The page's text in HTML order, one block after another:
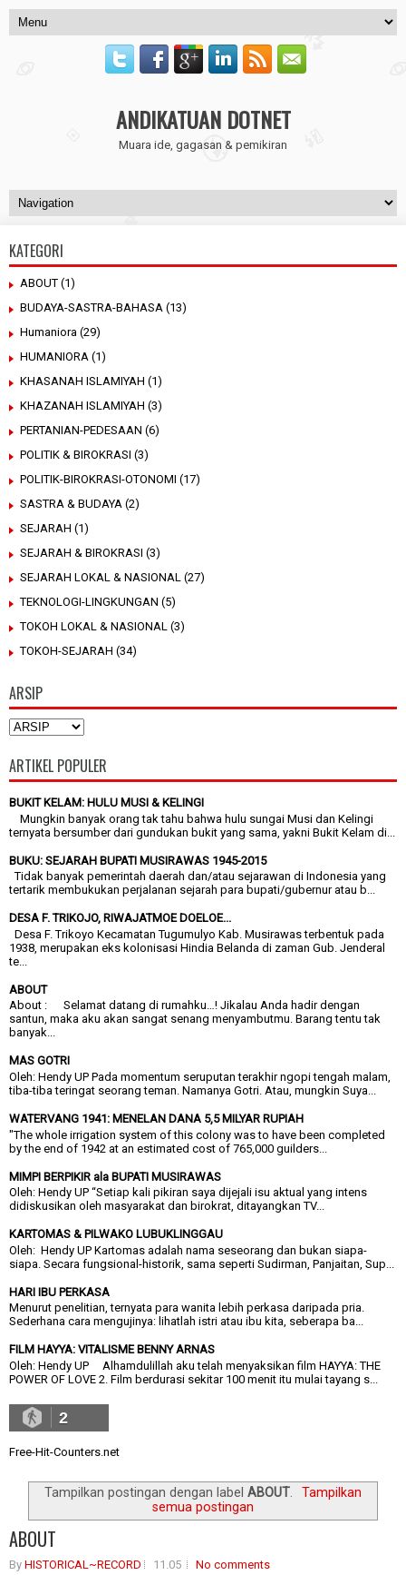
ANDIKATUAN DOTNET
Muara ide, gagasan & pemikiran
KATEGORI
ABOUT (1)
BUDAYA-SASTRA-BAHASA (13)
Humaniora (29)
HUMANIORA (1)
KHASANAH ISLAMIYAH (1)
KHAZANAH ISLAMIYAH (3)
PERTANIAN-PEDESAAN (6)
POLITIK & BIROKRASI (3)
POLITIK-BIROKRASI-OTONOMI (17)
SASTRA & BUDAYA (2)
SEJARAH (1)
SEJARAH & BIROKRASI (3)
SEJARAH LOKAL & NASIONAL (27)
TEKNOLOGI-LINGKUNGAN (5)
TOKOH LOKAL & NASIONAL (3)
TOKOH-SEJARAH (34)
ARSIP
ARTIKEL POPULER
BUKIT KELAM: HULU MUSI & KELINGI
Mungkin banyak orang tak tahu bahwa hulu sungai Musi dan Kelingi
ternyata bersumber dari gundukan bukit yang sama, yakni Bukit Kelam di...
BUKU: SEJARAH BUPATI MUSIRAWAS 1945-2015
Tidak banyak pemerintah daerah dan/atau sejarawan di Indonesia yang
tertarik membukukan perjalanan sejarah para bupati/gubernur atau b...
DESA F. TRIKOJO, RIWAJATMOE DOELOE...
Desa F. Trikoyo Kecamatan Tugumulyo Kab. Musirawas terbentuk pada
1938, merupakan eks kolonisasi Hindia Belanda di zaman Gub. Jenderal
te...
ABOUT
About : Selamat datang di rumahku…! Jikalau Anda hadir dengan
santun, maka aku akan sangat senang menyambutmu. Barang tentu tak
banyak...
MAS GOTRI
Oleh: Hendy UP Pada momentum seruputan terakhir ngopi tengah malam,
tiba-tiba teringat seorang teman. Namanya Gotri. Atau, mungkin Suya...
WATERVANG 1941: MENELAN DANA 5,5 MILYAR RUPIAH
"The whole irrigation system of this colony was to have been completed
by the end of 1942 at an estimated cost of 765,000 guilders...
MIMPI BERPIKIR ala BUPATI MUSIRAWAS
Oleh: Hendy UP “Setiap kali pikiran saya dijejali isu aktual yang intens
didiskusikan oleh masyarakat dan birokrat, ditayangkan TV...
KARTOMAS & PILWAKO LUBUKLINGGAU
Oleh: Hendy UP Kartomas adalah nama seseorang dan bukan siapa-
siapa. Secara fungsional-historik, sama seperti Sudirman, Panjaitan, Sup...
HARI IBU PERKASA
Menurut penelitian, ternyata para wanita lebih perkasa daripada pria.
Sederhana cara mengujinya: lihatlah istri atau ibu kita, seberapa ba...
FILM HAYYA: VITALISME BENNY ARNAS
Oleh: Hendy UP Alhamdulillah aku telah menyaksikan film HAYYA: THE
POWER OF LOVE 2. Film berdurasi sekitar 100 menit itu mulai tayang s...
2
Free-Hit-Counters.net
Tampilkan postingan dengan labelABOUT.
Tampilkan
semua postingan
ABOUT
By HISTORICAL~RECORD 11.05
No comments